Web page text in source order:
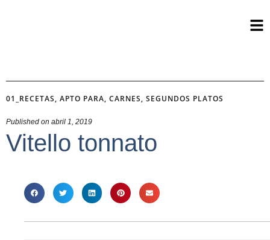
01_RECETAS, APTO PARA, CARNES, SEGUNDOS PLATOS
Published on abril 1, 2019
Vitello tonnato